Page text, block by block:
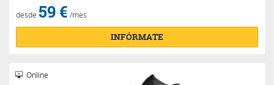
desde 59 € /mes
INFÓRMATE
Online